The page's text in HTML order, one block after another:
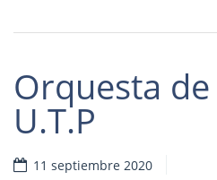
Orquesta
U.T.P
11 septiembre 2020